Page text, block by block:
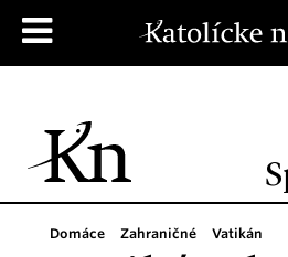
Domáce Zahraničné Vatikán